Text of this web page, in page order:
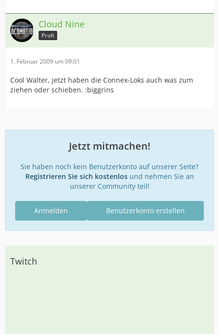
Cloud Nine
Profi
1. Februar 2009 um 09:01
Cool Walter, jetzt haben die Connex-Loks auch was zum
ziehen oder schieben. :biggrins
Jetzt mitmachen!
Sie haben noch kein Benutzerkonto auf unserer Seite?
Registrieren Sie sich kostenlosund nehmen Sie an
unserer Community teil!
Benutzerkonto erstellen
Anmelden
Twitch